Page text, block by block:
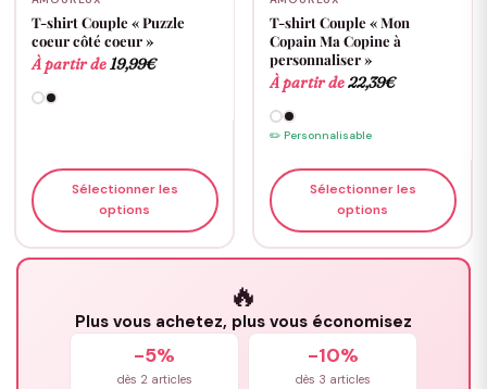
T-shirt Couple « Puzzle
coeur côté coeur »
À partir de19,99€
Sélectionner les
options
T-shirt Couple « Mon
Copain Ma Copine à
personnaliser »
À partir de22,39€
✏️ Personnalisable
Sélectionner les
options
🔥
Plus vous achetez, plus vous économisez
-5%
dès 2 articles
-10%
dès 3 articles